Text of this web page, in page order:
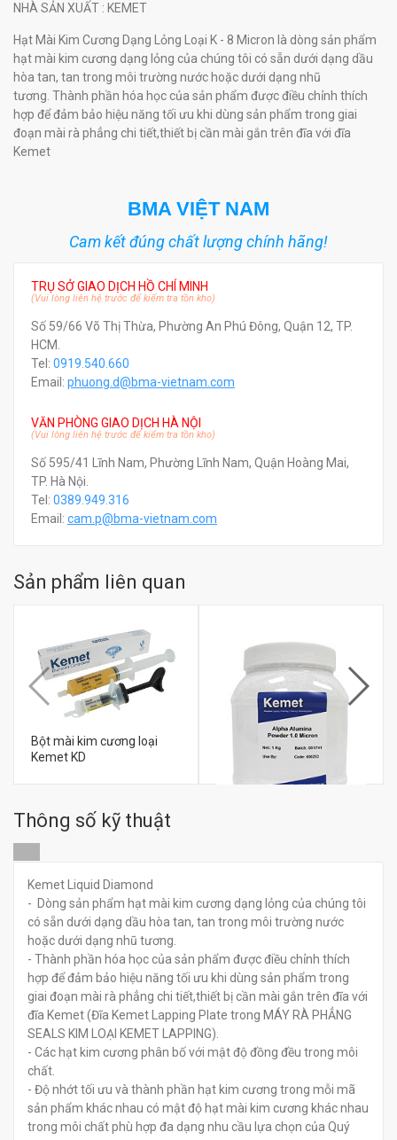
NHÀ SẢN XUẤT : KEMET
Hạt Mài Kim Cương Dạng Lỏng Loại K - 8 Micron là dòng sản phẩm
hạt mài kim cương dạng lỏng của chúng tôi có sẵn dưới dạng dầu
hòa tan, tan trong môi trường nước hoặc dưới dạng nhũ
tương. Thành phần hóa học của sản phẩm được điều chỉnh thích
hợp để đảm bảo hiệu năng tối ưu khi dùng sản phẩm trong giai
đoạn mài rà phẳng chi tiết,thiết bị cần mài gắn trên đĩa với đĩa
Kemet
BMA VIỆT NAM
Cam kết đúng chất lượng chính hãng!
TRỤ SỞ GIAO DỊCH HỒ CHÍ MINH
(Vui lòng liên hệ trước để kiểm tra tồn kho)
Số 59/66 Võ Thị Thừa, Phường An Phú Đông, Quận 12, TP.
HCM.
Tel: 0919.540.660
Email: phuong.d@bma-vietnam.com
VĂN PHÒNG GIAO DỊCH HÀ NỘI
(Vui lòng liên hệ trước để kiểm tra tồn kho)
Số 595/41 Lĩnh Nam, Phường Lĩnh Nam, Quận Hoàng Mai,
TP. Hà Nội.
Tel: 0389.949.316
Email: cam.p@bma-vietnam.com
Sản phẩm liên quan
Bột mài kim cương loại
Kemet KD
đ
Thông số kỹ thuật
Kemet Liquid Diamond
- Dòng sản phẩm hạt mài kim cương dạng lỏng của chúng tôi
có sẵn dưới dạng dầu hòa tan, tan trong môi trường nước
hoặc dưới dạng nhũ tương.
- Thành phần hóa học của sản phẩm được điều chỉnh thích
hợp để đảm bảo hiệu năng tối ưu khi dùng sản phẩm trong
giai đoạn mài rà phẳng chi tiết,thiết bị cần mài gắn trên đĩa với
đĩa Kemet (Đĩa Kemet Lapping Plate trong MÁY RÀ PHẲNG
SEALS KIM LOẠI KEMET LAPPING).
- Các hạt kim cương phân bố với mật độ đồng đều trong môi
chất.
- Độ nhớt tối ưu và thành phần hạt kim cương trong mỗi mã
sản phẩm khác nhau có mật độ hạt mài kim cương khác nhau
trong môi chất phù hợp đa dạng nhu cầu lựa chọn của Quý